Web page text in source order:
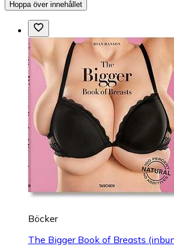
Hoppa över innehållet
Böcker
The Bigger Book of Breasts